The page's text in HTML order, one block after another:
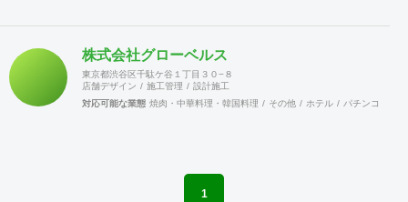
より新規開拓の期待が持てます。 これらのことは、全国に点
在する会員が組織的に活動しているからこそ可能となること
で、会員企業が増えれば、尚更の事です。 景気に左右されが
ちな建設業界に於いて、勝ち残るためには、会員同士の情報
トでなんでも情報が集まる時代の中、実際に顔を合わせ、意
株式会社グローベルス
東京都渋谷区千駄ケ谷１丁目３０−８
店舗デザイン
施工管理
設計施工
対応可能な業態 焼肉・中華料理・韓国料理 その他 ホテル パチンコ
1